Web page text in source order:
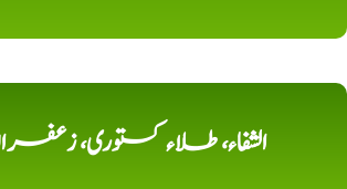
الشفاء، طلاء کستوری،